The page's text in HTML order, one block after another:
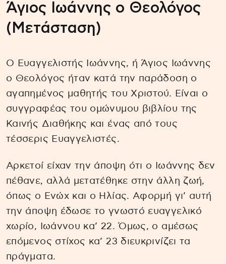
Άγιος Ιωάννης ο Θεολόγος
(Μετάσταση)
Ο Ευαγγελιστής Ιωάννης, ή Άγιος Ιωάννης
ο Θεολόγος ήταν κατά την παράδοση ο
αγαπημένος μαθητής του Χριστού. Είναι ο
συγγραφέας του ομώνυμου βιβλίου της
Καινής Διαθήκης και ένας από τους
τέσσερις Ευαγγελιστές.
Αρκετοί είχαν την άποψη ότι ο Ιωάννης δεν
πέθανε, αλλά μετατέθηκε στην άλλη ζωή,
όπως ο Ενώχ και ο Ηλίας. Αφορμή γι’ αυτή
την άποψη έδωσε το γνωστό ευαγγελικό
χωρίο, Ιωάννου κα’ 22. Όμως, ο αμέσως
επόμενος στίχος κα’ 23 διευκρινίζει τα
πράγματα.